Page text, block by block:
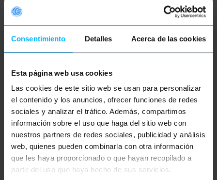
Consentimiento Detalles Acerca de las cookies
Esta página web usa cookies
Las cookies de este sitio web se usan para personalizar
el contenido y los anuncios, ofrecer funciones de redes
sociales y analizar el tráfico. Además, compartimos
información sobre el uso que haga del sitio web con
nuestros partners de redes sociales, publicidad y análisis
web, quienes pueden combinarla con otra información
que les haya proporcionado o que hayan recopilado a
partir del uso que haya hecho de sus servicios.
otimizando o espaço e o gerenciamento de cabos,
garantindo uma arquitetura de rede profissional,
Rack de 19" da linha RackMatic MobiRack de
Dimensões do armário com as rodas
600 x 800 x 1270 mm. Altura das rodas: 70
mm.
Os suportes dianteiros/traseiros de 19" têm
profundidade ajustável, pois são montados
em trilhos deslizantes. Espessura do perfil do
Distância máxima entre as estruturas
dianteira e traseira de 620 mm.
Compatível com as normas ANSI/EIA RS-310-
D, IEC60297-2, DIN41494 (PARTE 1) e
DIN41494 (PARTE 7).